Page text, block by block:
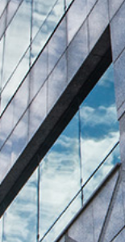
CRÉDITS NETS